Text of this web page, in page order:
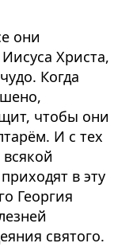
они
Христа,
Когда
чтобы они
И с тех
в эту
Георгия
святого.